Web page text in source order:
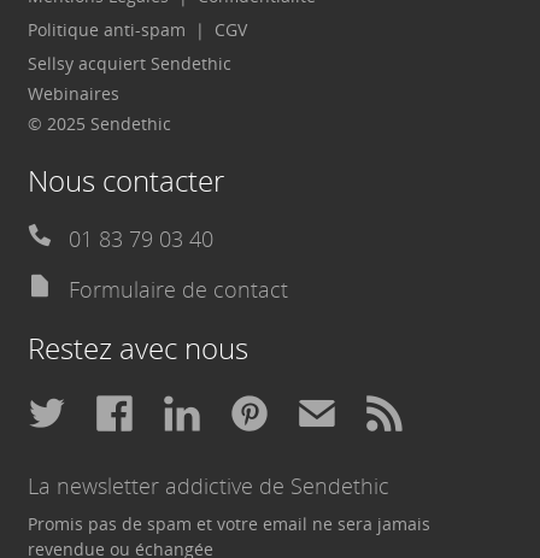
Politique anti-spam
CGV
Sellsy acquiert Sendethic
Webinaires
© 2025 Sendethic
Nous contacter
01 83 79 03 40
Formulaire de contact
Restez avec nous
La newsletter addictive de Sendethic
Promis pas de spam et votre email ne sera jamais
revendue ou échangée